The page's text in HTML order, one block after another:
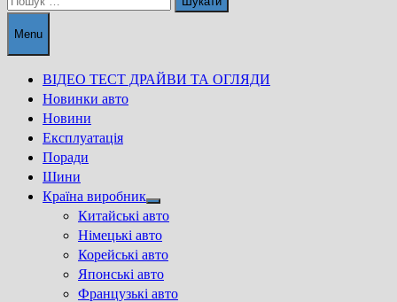
Menu
ВІДЕО ТЕСТ ДРАЙВИ ТА ОГЛЯДИ
Новинки авто
Новини
Експлуатація
Поради
Шини
Країна виробник
Show
sub
menu
Китайські авто
Німецькі авто
Корейські авто
Японські авто
Французькі авто